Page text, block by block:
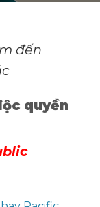
đến
quyền